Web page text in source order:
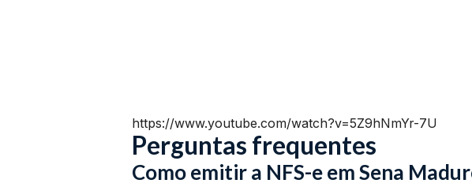
https://www.youtube.com/watch?v=5Z9hNmYr-7U
Perguntas frequentes
Como emitir a NFS-e em Sena